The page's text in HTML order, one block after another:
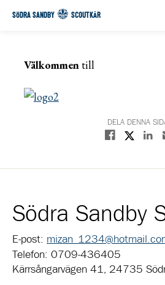
SÖDRA SANDBY SCOUTKÅR
Välkommentill
DELA DENNA
Dela påDela på X
Dela
Södra Sandby
E-post:
Telefon: 0709-436405
Kärrsångarvägen 41, 24735